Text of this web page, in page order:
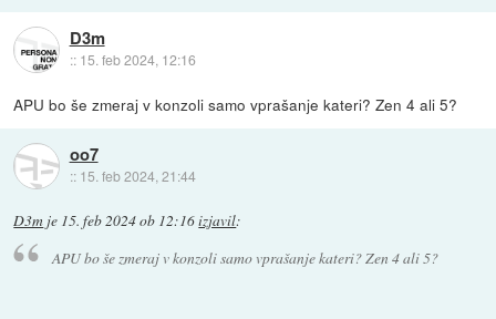
D3m
:: 15. feb 2024, 12:16
APU bo še zmeraj v konzoli samo vprašanje kateri? Zen 4 ali 5?
oo7
:: 15. feb 2024, 21:44
D3m je 15. feb 2024 ob 12:16izjavil:
APU bo še zmeraj v konzoli samo vprašanje kateri? Zen 4 ali 5?